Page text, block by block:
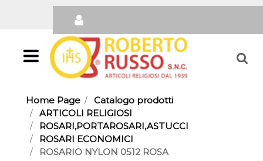
Open
Home Page
Catalogo prodotti
ARTICOLI RELIGIOSI
ROSARI,PORTAROSARI,ASTUCCI
ROSARI ECONOMICI
ROSARIO NYLON 0512 ROSA